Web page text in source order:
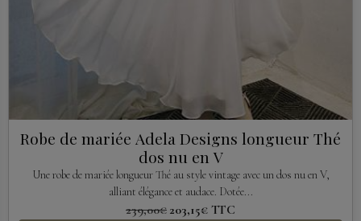
Robe de mariée Adela Designs longueur Thé
dos nu en V
Une robe de mariée longueur Thé au style vintage avec un dos nu en V,
alliant élégance et audace. Dotée...
239,00€ 203,15€ TTC